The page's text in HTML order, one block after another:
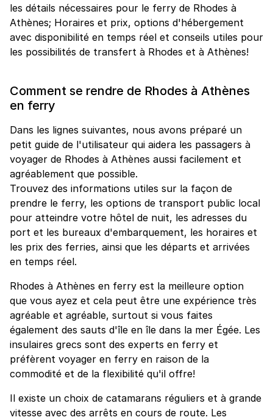
les détails nécessaires pour le ferry de Rhodes à
Athènes; Horaires et prix, options d'hébergement
avec disponibilité en temps réel et conseils utiles pour
les possibilités de transfert à Rhodes et à Athènes!
Comment se rendre de Rhodes à Athènes
en ferry
Dans les lignes suivantes, nous avons préparé un
petit guide de l'utilisateur qui aidera les passagers à
voyager de Rhodes à Athènes aussi facilement et
agréablement que possible.
Trouvez des informations utiles sur la façon de
prendre le ferry, les options de transport public local
pour atteindre votre hôtel de nuit, les adresses du
port et les bureaux d'embarquement, les horaires et
les prix des ferries, ainsi que les départs et arrivées
en temps réel.
Rhodes à Athènes en ferry est la meilleure option
que vous ayez et cela peut être une expérience très
agréable et agréable, surtout si vous faites
également des sauts d'île en île dans la mer Égée. Les
insulaires grecs sont des experts en ferry et
préfèrent voyager en ferry en raison de la
commodité et de la flexibilité qu'il offre!
Il existe un choix de catamarans réguliers et à grande
vitesse avec des arrêts en cours de route. Les